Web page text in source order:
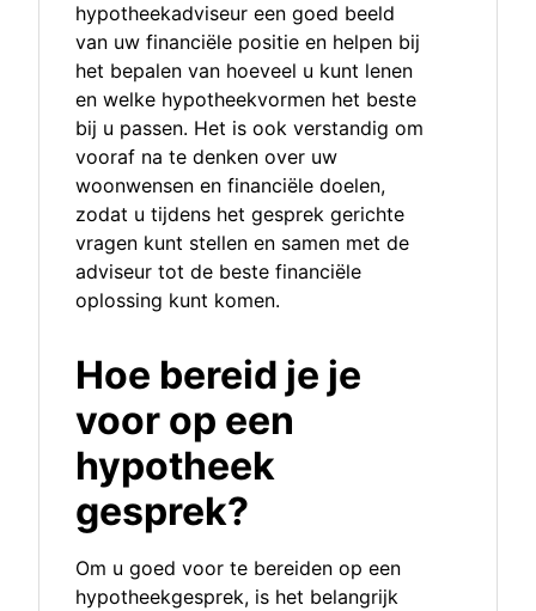
hypotheekadviseur een goed beeld
van uw financiële positie en helpen bij
het bepalen van hoeveel u kunt lenen
en welke hypotheekvormen het beste
bij u passen. Het is ook verstandig om
vooraf na te denken over uw
woonwensen en financiële doelen,
zodat u tijdens het gesprek gerichte
vragen kunt stellen en samen met de
adviseur tot de beste financiële
oplossing kunt komen.
Hoe bereid je je
voor op een
hypotheek
gesprek?
Om u goed voor te bereiden op een
hypotheekgesprek, is het belangrijk